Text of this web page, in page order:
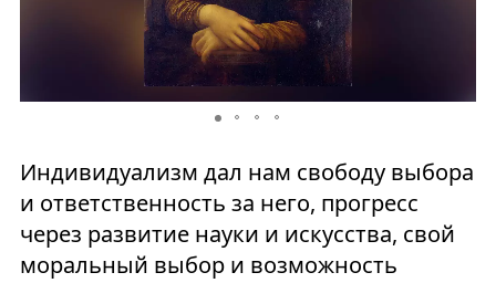
Индивидуализм дал нам свободу выбора
и ответственность за него, прогресс
через развитие науки и искусства, свой
моральный выбор и возможность